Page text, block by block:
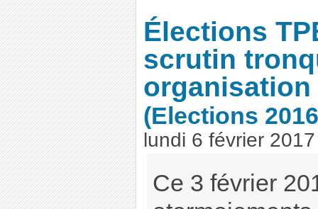
Élections
scrutin
(Elections
lundi 6 février 2017
Ce 3 février